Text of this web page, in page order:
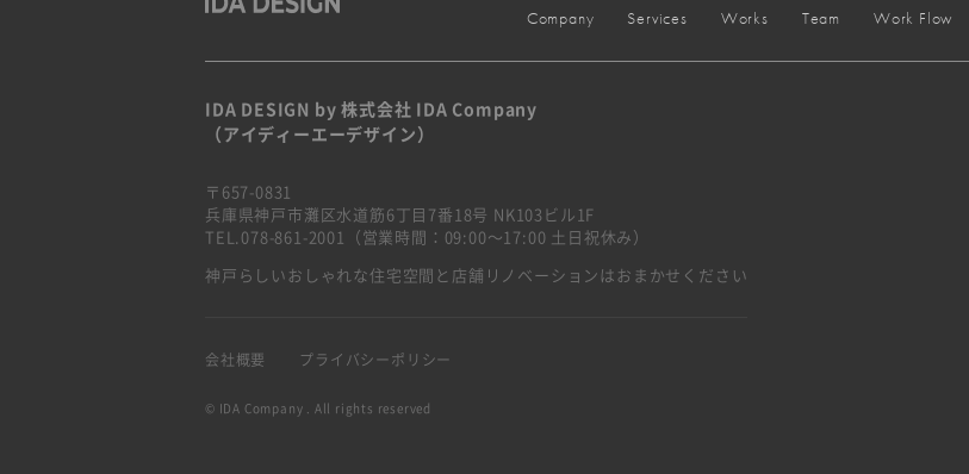
Company Services Works Team Work Flow
IDA DESIGN by 株式会社 IDA Company
（アイディーエーデザイン）
〒657-0831
兵庫県神戸市灘区水道筋6丁目7番18号 NK103ビル1F
TEL.078-861-2001（営業時間：09:00〜17:00 土日祝休み）
神戸らしいおしゃれな住宅空間と店舗リノベーションはおまかせください
会社概要 プライバシーポリシー
© IDA Company . All rights reserved